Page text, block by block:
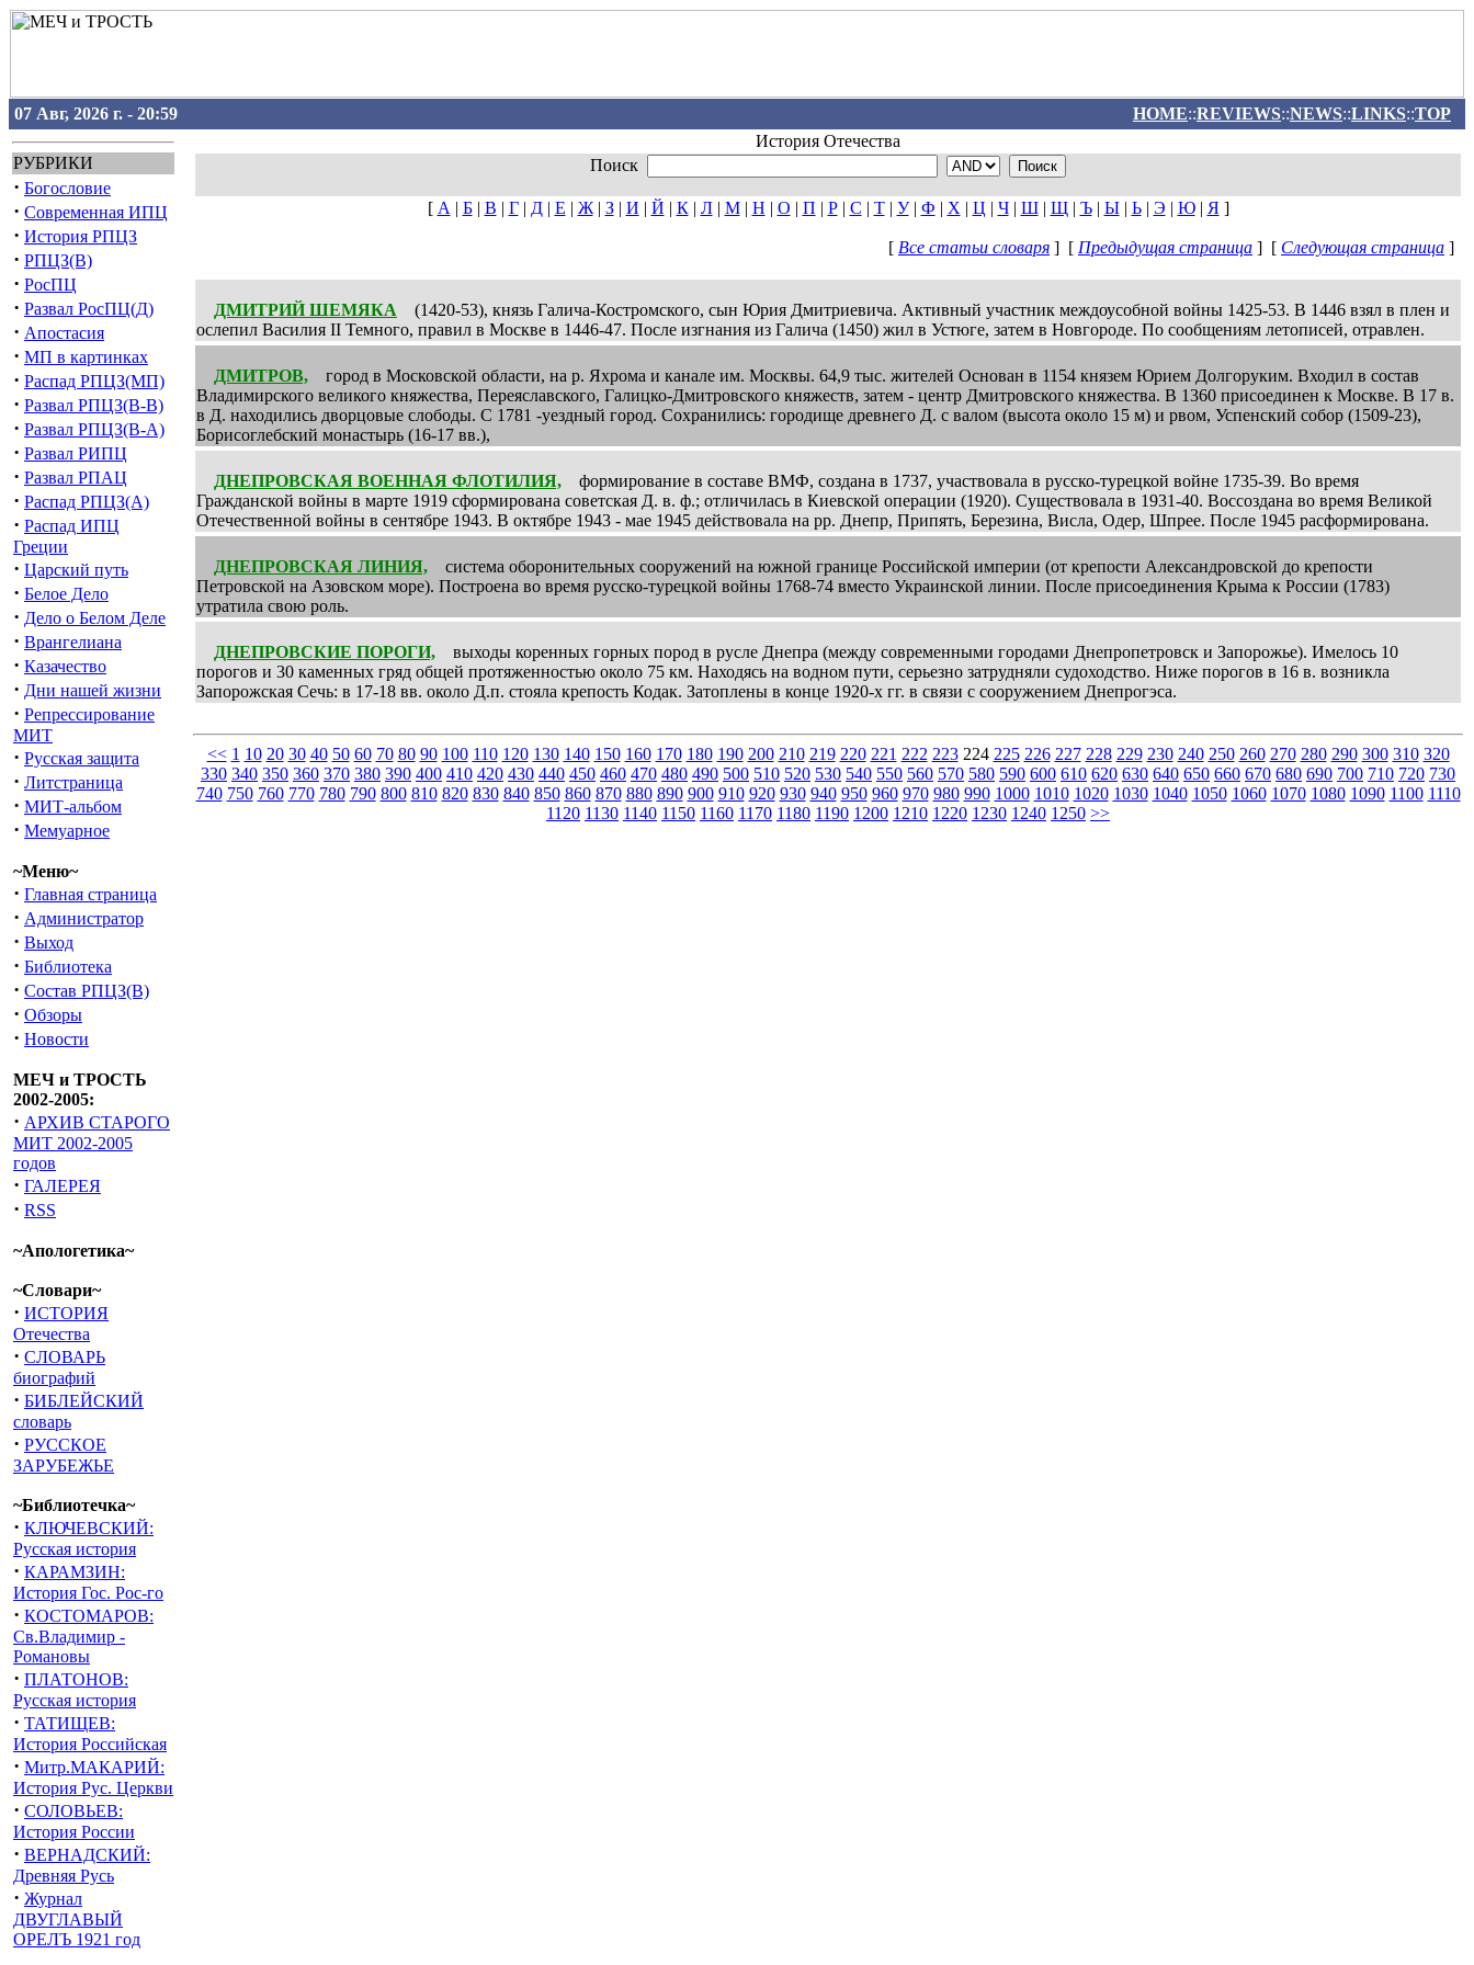
07 Авг, 2026 г. - 20:59 HOME::REVIEWS::NEWS::LINKS::TOP
РУБРИКИ
· Богословие
· Современная ИПЦ
· История РПЦЗ
· РПЦЗ(В)
· РосПЦ
· Развал РосПЦ(Д)
· Апостасия
· МП в картинках
· Распад РПЦЗ(МП)
· Развал РПЦЗ(В-В)
· Развал РПЦЗ(В-А)
· Развал РИПЦ
· Развал РПАЦ
· Распад РПЦЗ(А)
· Распад ИПЦ
Греции
· Царский путь
· Белое Дело
· Дело о Белом Деле
· Врангелиана
· Казачество
· Дни нашей жизни
· Репрессирование
МИТ
· Русская защита
· Литстраница
· МИТ-альбом
· Мемуарное
~Меню~
· Главная страница
· Администратор
· Выход
· Библиотека
· Состав РПЦЗ(В)
· Обзоры
· Новости
МЕЧ и ТРОСТЬ
2002-2005:
· АРХИВ СТАРОГО
МИТ 2002-2005
годов
· ГАЛЕРЕЯ
· RSS
~Апологетика~
~Словари~
· ИСТОРИЯ
Отечества
· СЛОВАРЬ
биографий
· БИБЛЕЙСКИЙ
словарь
· РУССКОЕ
ЗАРУБЕЖЬЕ
~Библиотечка~
· КЛЮЧЕВСКИЙ:
Русская история
· КАРАМЗИН:
История Гос. Рос-го
· КОСТОМАРОВ:
Св.Владимир -
Романовы
· ПЛАТОНОВ:
Русская история
· ТАТИЩЕВ:
История Российская
· Митр.МАКАРИЙ:
История Рус. Церкви
· СОЛОВЬЕВ:
История России
· ВЕРНАДСКИЙ:
Древняя Русь
· Журнал
ДВУГЛАВЫЙ
ОРЕЛЪ 1921 год
История Отечества
Поиск
[ А | Б| В | Г| Д| Е | Ж| З| И | Й | К| Л| М| Н | О | П | Р| С | Т| У| Ф | Х | Ц | Ч| Ш| Щ| Ъ| Ы| Ь| Э | Ю| Я]
[ Все статьи словаря ] [ Предыдущая страница ] [ Следующая страница ]
ДМИТРИЙ ШЕМЯКА (1420-53), князь Галича-Костромского, сын Юрия Дмитриевича. Активный участник междоусобной войны 1425-53. В 1446 взял в плен и
ослепил Василия II Темного, правил в Москве в 1446-47. После изгнания из Галича (1450) жил в Устюге, затем в Новгороде. По сообщениям летописей, отравлен.
ДМИТРОВ, город в Московской области, на р. Яхрома и канале им. Москвы. 64,9 тыс. жителей Основан в 1154 князем Юрием Долгоруким. Входил в состав
Владимирского великого княжества, Переяславского, Галицко-Дмитровского княжеств, затем - центр Дмитровского княжества. В 1360 присоединен к Москве. В 17 в.
в Д. находились дворцовые слободы. С 1781 -уездный город. Сохранились: городище древнего Д. с валом (высота около 15 м) и рвом, Успенский собор (1509-23),
Борисоглебский монастырь (16-17 вв.),
ДНЕПРОВСКАЯ ВОЕННАЯ ФЛОТИЛИЯ, формирование в составе ВМФ, создана в 1737, участвовала в русско-турецкой войне 1735-39. Во время
Гражданской войны в марте 1919 сформирована советская Д. в. ф.; отличилась в Киевской операции (1920). Существовала в 1931-40. Воссоздана во время Великой
Отечественной войны в сентябре 1943. В октябре 1943 - мае 1945 действовала на pp. Днепр, Припять, Березина, Висла, Одер, Шпрее. После 1945 расформирована.
ДНЕПРОВСКАЯ ЛИНИЯ, система оборонительных сооружений на южной границе Российской империи (от крепости Александровской до крепости
Петровской на Азовском море). Построена во время русско-турецкой войны 1768-74 вместо Украинской линии. После присоединения Крыма к России (1783)
утратила свою роль.
ДНЕПРОВСКИЕ ПОРОГИ, выходы коренных горных пород в русле Днепра (между современными городами Днепропетровск и Запорожье). Имелось 10
порогов и 30 каменных гряд общей протяженностью около 75 км. Находясь на водном пути, серьезно затрудняли судоходство. Ниже порогов в 16 в. возникла
Запорожская Сечь: в 17-18 вв. около Д.п. стояла крепость Кодак. Затоплены в конце 1920-х гг. в связи с сооружением Днепрогэса.
<< 1 10 20 30 40 50 60 70 80 90 100 110 120 130 140 150 160 170 180 190 200 210 219 220 221 222 223224 225 226 227 228 229 230 240 250 260 270 280 290 300 310 320
330 340 350 360 370 380 390 400 410 420 430 440 450 460 470 480 490 500 510 520 530 540 550 560 570 580 590 600 610 620 630 640 650 660 670 680 690 700 710 720 730
740 750 760 770 780 790 800 810 820 830 840 850 860 870 880 890 900 910 920 930 940 950 960 970 980 990 1000 1010 1020 1030 1040 1050 1060 1070 1080 1090 1100 1110
1120 1130 1140 1150 1160 1170 1180 1190 1200 1210 1220 1230 1240 1250 >>